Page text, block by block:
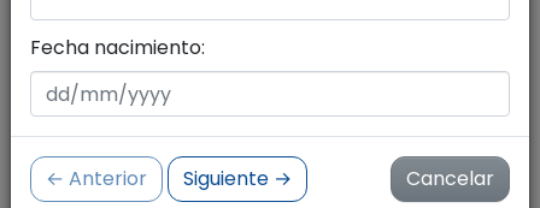
de compras
Cantidad de productos:
0
Importe:
$ 0.00
Fecha nacimiento:
← Anterior Siguiente → Cancelar